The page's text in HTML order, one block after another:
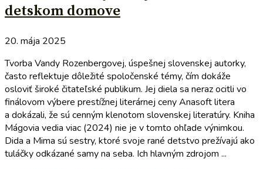
detskom domove
20. mája 2025
Tvorba Vandy Rozenbergovej, úspešnej slovenskej autorky,
často reflektuje dôležité spoločenské témy, čím dokáže
osloviť široké čitateľské publikum. Jej diela sa neraz ocitli vo
finálovom výbere prestížnej literárnej ceny Anasoft litera
a dokázali, že sú cenným klenotom slovenskej literatúry. Kniha
Mágovia vedia viac (2024) nie je v tomto ohľade výnimkou.
Dida a Mima sú sestry, ktoré svoje rané detstvo prežívajú ako
tuláčky odkázané samy na seba. Ich hlavným zdrojom ...